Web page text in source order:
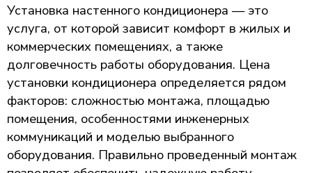
Установка настенного кондиционера — это
услуга, от которой зависит комфорт в жилых и
коммерческих помещениях, а также
долговечность работы оборудования. Цена
установки кондиционера определяется рядом
факторов: сложностью монтажа, площадью
помещения, особенностями инженерных
коммуникаций и моделью выбранного
оборудования. Правильно проведенный монтаж